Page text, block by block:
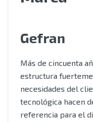
Gefran
Más de cincuenta
estructura
necesidades del
tecnológica hacen
referencia para el